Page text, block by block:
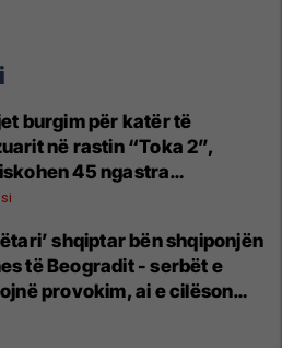
burgim për katër të
në rastin “Toka 2”,
45 ngastra
shqiptar bën shqiponjën
të Beogradit - serbët e
provokim, ai e cilëson
të identitetit